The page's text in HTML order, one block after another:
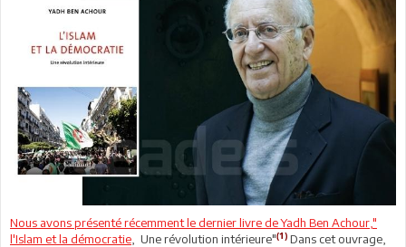
Nous avons présenté récemment le dernier livre de Yadh Ben Achour,"
l'Islam et la démocratie , Une révolution intérieure"(1) Dans cet ouvrage,